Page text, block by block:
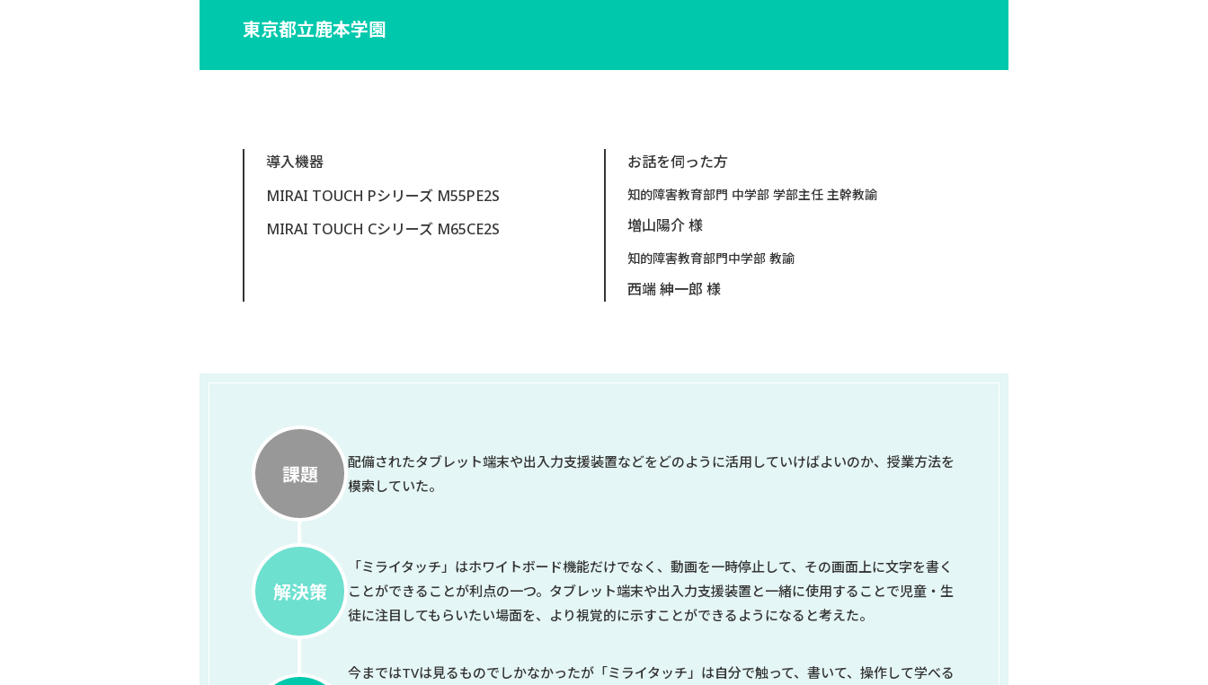
東京都立鹿本学園
導入機器
MIRAI TOUCH Pシリーズ M55PE2S
MIRAI TOUCH Cシリーズ M65CE2S
お話を伺った方
知的障害教育部門 中学部 学部主任 主幹教諭
増山陽介 様
知的障害教育部門中学部 教諭
西端 紳一郎 様
配備されたタブレット端末や出入力支援装置などをどのように活用していけばよいのか、授業方法を
模索していた。
「ミライタッチ」はホワイトボード機能だけでなく、動画を一時停止して、その画面上に文字を書く
ことができることが利点の一つ。タブレット端末や出入力支援装置と一緒に使用することで児童・生
徒に注目してもらいたい場面を、より視覚的に示すことができるようになると考えた。
今まではTVは見るものでしかなかったが「ミライタッチ」は自分で触って、書いて、操作して学べる